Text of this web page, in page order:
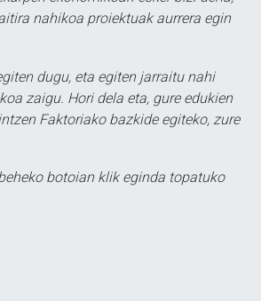
nahikoa proiektuak aurrera egin
dugu, eta egiten jarraitu nahi
zaigu. Hori dela eta, gure edukien
Faktoriako bazkide egiteko, zure
botoian klik eginda topatuko